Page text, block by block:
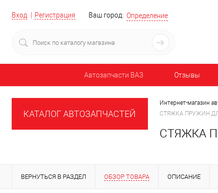
Вход Регистрация Ваш город: Определение
Автозапчасти ВАЗ Отзывы
КАТАЛОГ АВТОЗАПЧАСТЕЙ
Интернет-магазин
СТЯЖКА ПРУЖИН
СТЯЖКА
ВЕРНУТЬСЯ В РАЗДЕЛ ОБЗОР ТОВАРА ОПИСАНИЕ